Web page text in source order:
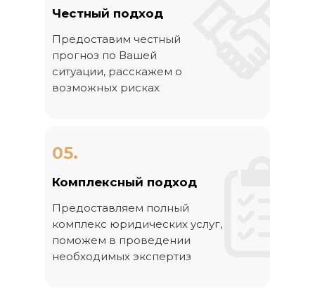
05.
Комплексный подход
Предоставляем полный
комплекс юридических услуг,
поможем в проведении
необходимых экспертиз
Предоставим честный
прогноз по Вашей
ситуации, расскажем о
возможных рисках
Честный подход